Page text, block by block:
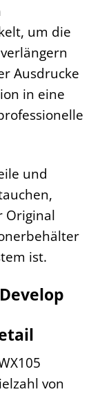
um die
Ausdrucke
in eine
und
Original
ist.
von